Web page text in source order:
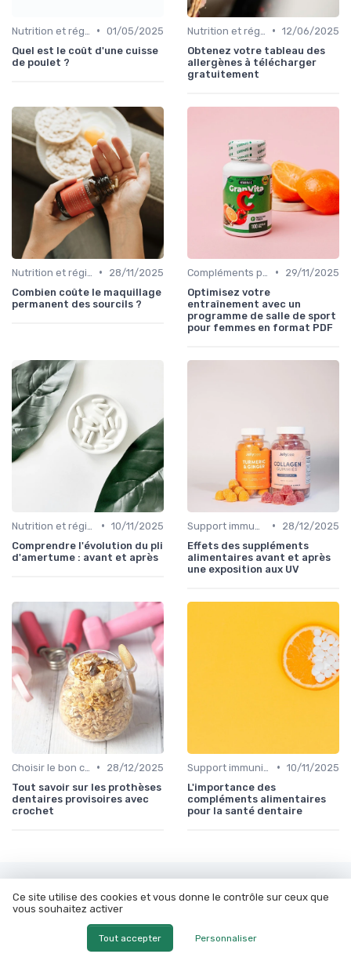
• 01/05/2025
Quel est le coût d'une cuisse
de poulet ?
• 12/06/2025
Obtenez votre tableau des
allergènes à télécharger
gratuitement
•
28/11/2025
Combien coûte le maquillage
permanent des sourcils ?
•
29/11/2025
Optimisez votre
entraînement avec un
programme de salle de sport
pour femmes en format PDF
• 10/11/2025
Comprendre l'évolution du pli
d'amertume : avant et après
•
28/12/2025
Effets des suppléments
alimentaires avant et après
une exposition aux UV
•
28/12/2025
Tout savoir sur les prothèses
dentaires provisoires avec
crochet
• 10/11/2025
L'importance des
compléments alimentaires
pour la santé dentaire
Les articles par date
Septembre 2024
Ce site utilise des cookies et vous donne le contrôle sur ceux que
vous souhaitez activer
Tout accepter Personnaliser